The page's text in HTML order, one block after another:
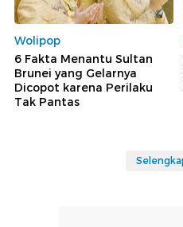
Wolipop
6 Fakta Menantu Sultan
Brunei yang Gelarnya
Dicopot karena Perilaku
Tak Pantas